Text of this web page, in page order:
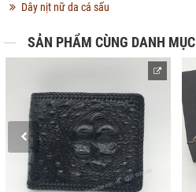
Dây nịt nữ da cá sấu
SẢN PHẨM CÙNG DANH MỤC